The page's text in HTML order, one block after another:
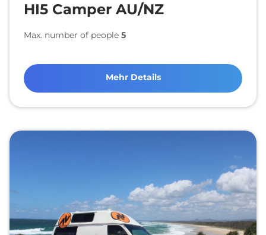
HI5 Camper AU/NZ
Max. number of people 5
Mehr Details